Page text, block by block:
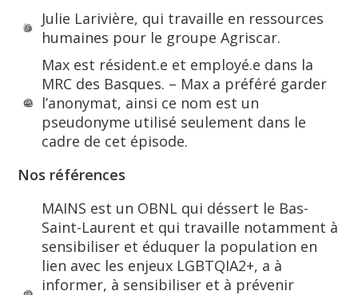
Julie Larivière, qui travaille en ressources
humaines pour le groupe Agriscar.
Max est résident.e et employé.e dans la
MRC des Basques. – Max a préféré garder
l’anonymat, ainsi ce nom est un
pseudonyme utilisé seulement dans le
cadre de cet épisode.
Nos références
MAINS est un OBNL qui déssert le Bas-
Saint-Laurent et qui travaille notamment à
sensibiliser et éduquer la population en
lien avec les enjeux LGBTQIA2+, a à
informer, à sensibiliser et à prévenir